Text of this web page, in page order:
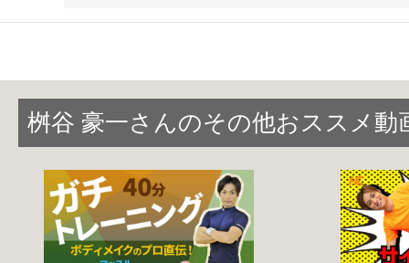
背中は自分では見えないからこそ意識
です。
注意が必要です★
また、凝り固まった肩甲骨・猫背改善に
るので
桝谷 豪一‎さんのその他おススメ動